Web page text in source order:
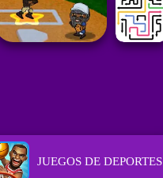
JUEGOS DE DEPORTES